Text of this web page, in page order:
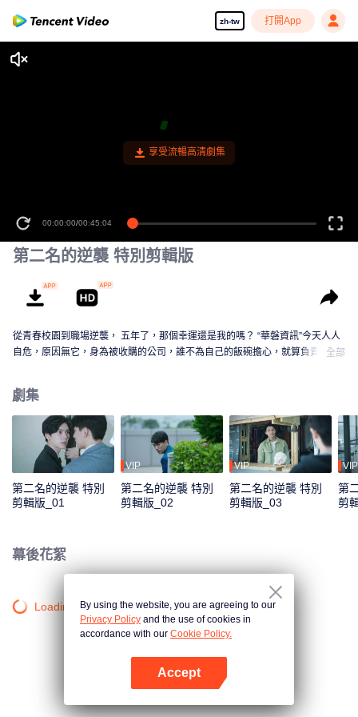
zh-tw 打開App
享受流暢高清劇集
00:00:00/00:45:04
第二名的逆襲 特別剪輯版
從青春校園到職場逆襲， 五年了，那個幸運還是我的嗎？ “華磐資訊”今天人人
自危，原因無它，身為被收購的公司，誰不為自己的飯碗擔心，就算負責人保
眼前一派輕鬆自在的高仕德，五年的時間，足夠讓兩個男孩成長為男人，也足
夠周書逸認清年少輕狂的感情？不服輸的他也決定，他若無心我便休，從此青
山只認白雲儔！沒想到五年之後狹路相逢，高仕德是自家收購的科技公司代
表。被某個沒良心混蛋惡意遺棄的萬年老二決定逆襲，他或許學業贏不了他，
但工作上，他會讓他知道什麼叫做收購方的驕傲！
全部
劇集
第二名的逆襲 特別
剪輯版_01
VIP
第二名的逆襲 特別
剪輯版_02
VIP
第二名的逆襲 特別
剪輯版_03
VIP
第
剪
幕後花絮
Loading…By using the website, you are agreeing to our
Privacy Policy and the use of cookies in
accordance with our Cookie Policy.
Accept